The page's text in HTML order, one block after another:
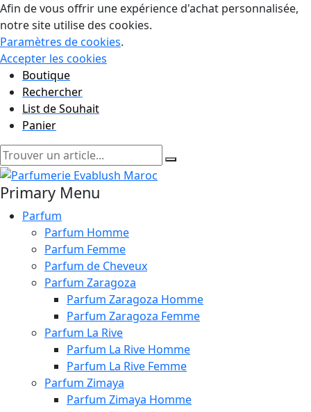
Afin de vous offrir une expérience d'achat personnalisée,
notre site utilise des cookies.
Paramètres de cookies.
Accepter les cookies
Boutique
Rechercher
List de Souhait
Panier
Primary Menu
Parfum
Parfum Homme
Parfum Femme
Parfum de Cheveux
Parfum Zaragoza
Parfum Zaragoza Homme
Parfum Zaragoza Femme
Parfum La Rive
Parfum La Rive Homme
Parfum La Rive Femme
Parfum Zimaya
Parfum Zimaya Homme